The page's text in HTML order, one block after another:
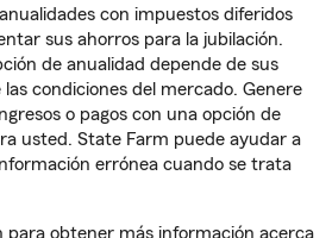
con impuestos diferidos
sus ahorros para la jubilación.
de anualidad depende de sus
condiciones del mercado. Genere
o pagos con una opción de
usted. State Farm puede ayudar a
errónea cuando se trata
para obtener más información acerca